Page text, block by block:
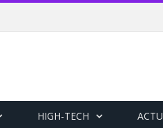
HIGH-TECH ACTU